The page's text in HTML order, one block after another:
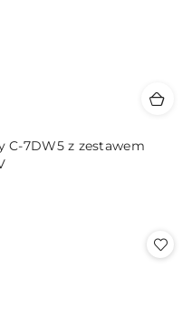
C-7DW5 z zestawem